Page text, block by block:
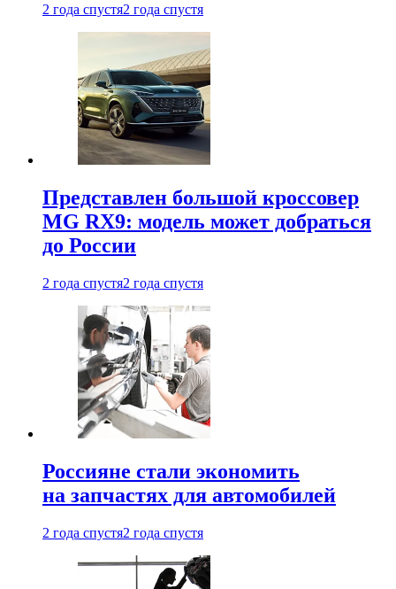
2 года спустя2 года спустя
Представлен большой кроссовер
MG RX9: модель может добраться
до России
2 года спустя2 года спустя
Россияне стали экономить
на запчастях для автомобилей
2 года спустя2 года спустя